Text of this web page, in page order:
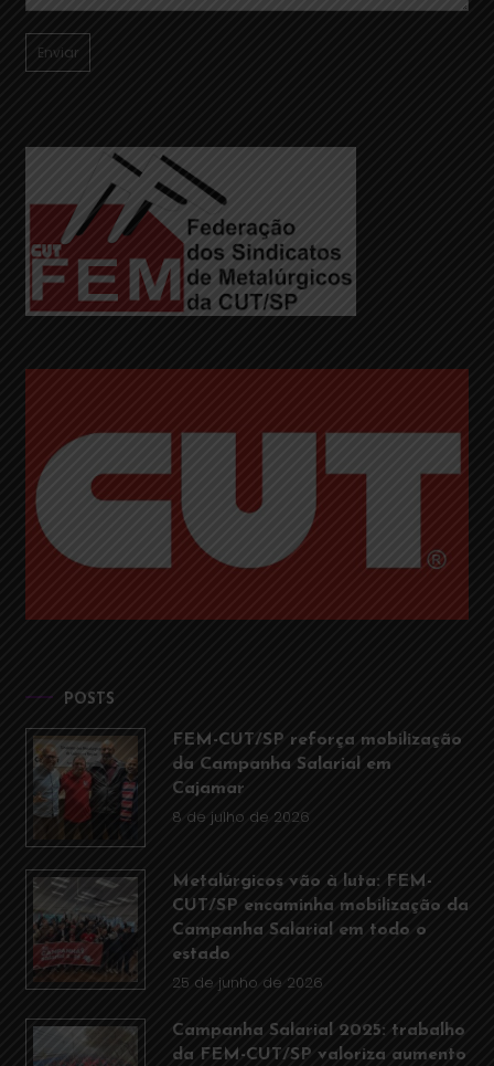
POSTS
FEM-CUT/SP reforça mobilização
da Campanha Salarial em
Cajamar
8 de julho de 2026
Metalúrgicos vão à luta: FEM-
CUT/SP encaminha mobilização da
Campanha Salarial em todo o
estado
25 de junho de 2026
Campanha Salarial 2025: trabalho
da FEM-CUT/SP valoriza aumento